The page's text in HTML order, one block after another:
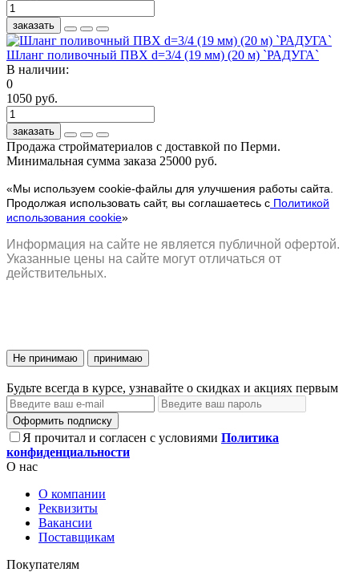
заказать
Шланг поливочный ПВХ d=3/4 (19 мм) (20 м) `РАДУГА`
В наличии:
0
1050 руб.
заказать
Продажа стройматериалов с доставкой по Перми.
Минимальная сумма заказа 25000 руб.
«Мы используем cookie-файлы для улучшения работы сайта.
Продолжая использовать сайт, вы соглашаетесь с Политикой
использования cookie»
Информация на сайте не является публичной офертой.
Указанные цены на сайте могут отличаться от
действительных.
Не принимаю принимаю
Будьте всегда в курсе, узнавайте о скидках и акциях первым
Оформить подписку
Я прочитал и согласен с условиями Политика
конфиденциальности
О нас
О компании
Реквизиты
Вакансии
Поставщикам
Покупателям